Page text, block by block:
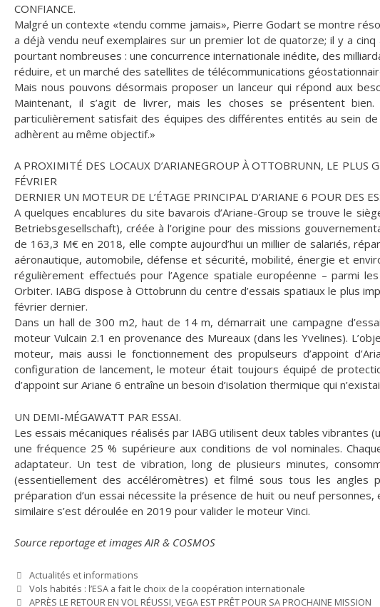
CONFIANCE.
Malgré un contexte «tendu comme jamais», Pierre Godart se montre
a déjà vendu neuf exemplaires sur un premier lot de quatorze; il y a
pourtant nombreuses : une concurrence internationale inédite, des
réduire, et un marché des satellites de télécommunications
Mais nous pouvons désormais proposer un lanceur qui répond aux
Maintenant, il s’agit de livrer, mais les choses se présentent
particulièrement satisfait des équipes des différentes entités au sein
adhèrent au même objectif.»
A PROXIMITÉ DES LOCAUX D’ARIANEGROUP À OTTOBRUNN, LE PLUS
FÉVRIER
DERNIER UN MOTEUR DE L’ÉTAGE PRINCIPAL D’ARIANE 6 POUR DES
A quelques encablures du site bavarois d’Ariane-Group se trouve le
Betriebsgesellschaft), créée à l’origine pour des missions
de 163,3 M€ en 2018, elle compte aujourd’hui un millier de salariés,
aéronautique, automobile, défense et sécurité, mobilité, énergie et
régulièrement effectués pour l’Agence spatiale européenne – parmi
Orbiter. IABG dispose à Ottobrunn du centre d’essais spatiaux le plus
février dernier.
Dans un hall de 300 m2, haut de 14 m, démarrait une campagne
moteur Vulcain 2.1 en provenance des Mureaux (dans les Yvelines).
moteur, mais aussi le fonctionnement des propulseurs d’appoint
configuration de lancement, le moteur était toujours équipé de
d’appoint sur Ariane 6 entraîne un besoin d’isolation thermique qui
UN DEMI-MÉGAWATT PAR ESSAI.
Les essais mécaniques réalisés par IABG utilisent deux tables
une fréquence 25 % supérieure aux conditions de vol nominales.
adaptateur. Un test de vibration, long de plusieurs minutes,
(essentiellement des accéléromètres) et filmé sous tous les
préparation d’un essai nécessite la présence de huit ou neuf
similaire s’est déroulée en 2019 pour valider le moteur Vinci.
Source reportage et images AIR & COSMOS
Catégories
Actualités et informations
Vols habités : l’ESA a fait le choix de la coopération internationale
APRÈS LE RETOUR EN VOL RÉUSSI, VEGA EST PRÊT POUR SA PROCHAINE MISSION